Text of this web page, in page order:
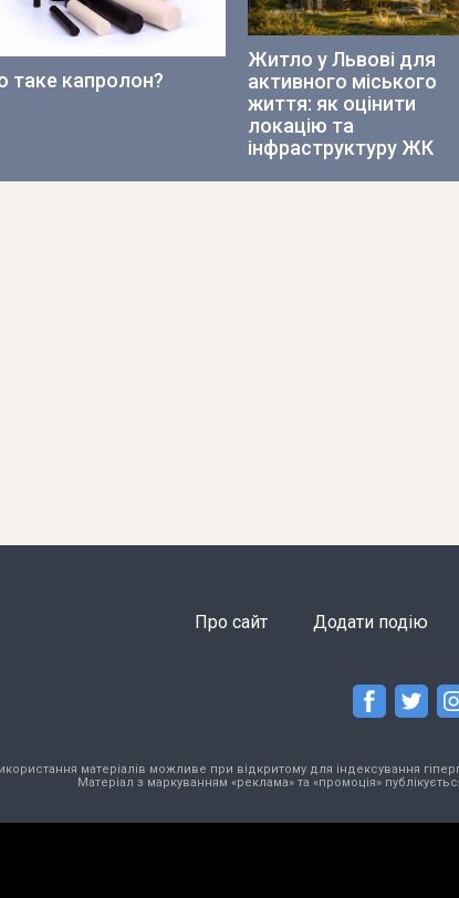
таке капролон?
Житло у Львові для
активного міського
життя: як оцінити
локацію та
інфраструктуру ЖК
Про сайт Додати подію
матеріалів можливе при відкритому для індексування
Матеріал з маркуванням «реклама» та «промоція»